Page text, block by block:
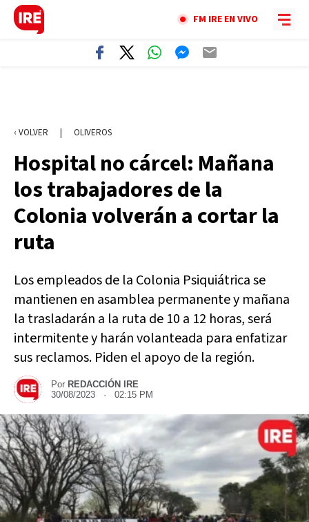
FM IRE EN VIVO
‹ VOLVER | OLIVEROS
Hospital no cárcel: Mañana
los trabajadores de la
Colonia volverán a cortar la
ruta
Los empleados de la Colonia Psiquiátrica se
mantienen en asamblea permanente y mañana
la trasladarán a la ruta de 10 a 12 horas, será
intermitente y harán volanteada para enfatizar
sus reclamos. Piden el apoyo de la región.
Por REDACCIÓN IRE
30/08/2023 · 02:15 PM